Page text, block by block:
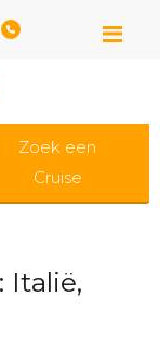
Zoek een
Cruise
Italië,